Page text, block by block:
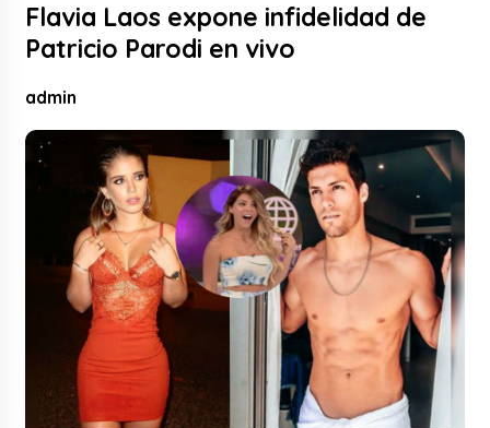
Flavia Laos expone infidelidad de
Patricio Parodi en vivo
admin